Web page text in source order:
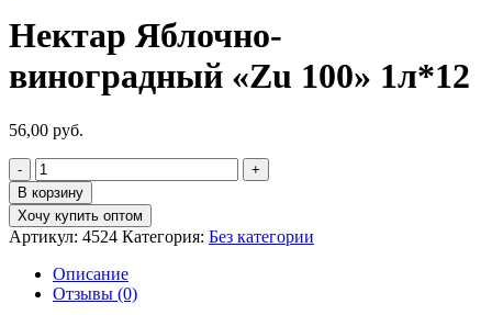
Нектар Яблочно-
виноградный «Zu 100» 1л*12
56,00 руб.
Количество
товара
Нектар
Яблочно-
виноградный
"Zu
100"
1л*12
В корзину
Хочу купить оптом
Артикул: 4524 Категория: Без категории
Описание
Отзывы (0)